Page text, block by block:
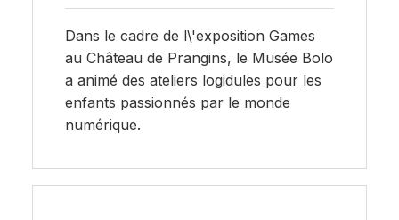
Dans le cadre de l\'exposition Games
au Château de Prangins, le Musée Bolo
a animé des ateliers logidules pour les
enfants passionnés par le monde
numérique.